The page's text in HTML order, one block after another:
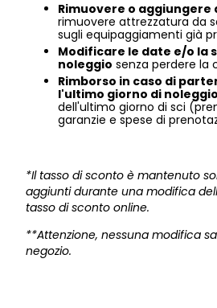
Rimuovere o
rimuovere attrezzatura da
sugli equipaggiamenti già
Modificare le date e/o la
noleggio senza perdere la
Rimborso in caso di
l'ultimo giorno di noleggio
dell'ultimo giorno di sci
garanzie e spese di
*Il tasso di sconto è mantenuto
aggiunti durante una modifica
tasso di sconto online.
**Attenzione, nessuna modifica
negozio.